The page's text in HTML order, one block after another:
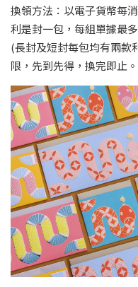
換領方法：以電子貨幣每
利是封一包，每組單據最
(長封及短封每包均有兩款
限，先到先得，換完即止